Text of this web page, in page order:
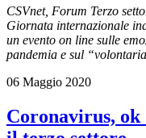
CSVnet, Forum Terzo
Giornata internazionale
un evento on line sulle
pandemia e sul
06 Maggio 2020
Coronavirus,